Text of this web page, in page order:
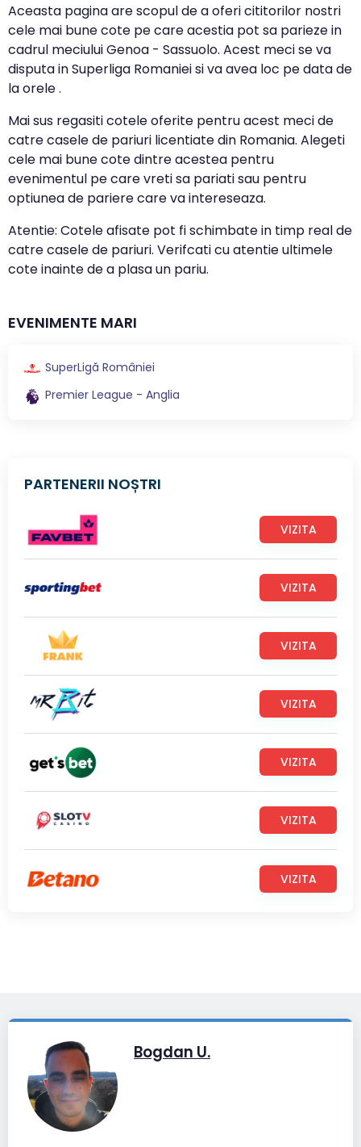
Aceasta pagina are scopul de a oferi cititorilor nostri
cele mai bune cote pe care acestia pot sa parieze in
cadrul meciului Genoa - Sassuolo. Acest meci se va
disputa in Superliga Romaniei si va avea loc pe data de
la orele .
Mai sus regasiti cotele oferite pentru acest meci de
catre casele de pariuri licentiate din Romania. Alegeti
cele mai bune cote dintre acestea pentru
evenimentul pe care vreti sa pariati sau pentru
optiunea de pariere care va intereseaza.
Atentie: Cotele afisate pot fi schimbate in timp real de
catre casele de pariuri. Verifcati cu atentie ultimele
cote inainte de a plasa un pariu.
EVENIMENTE MARI
SuperLigă României
Premier League - Anglia
PARTENERII NOȘTRI
VIZITA
VIZITA
VIZITA
VIZITA
VIZITA
VIZITA
VIZITA
Bogdan U.